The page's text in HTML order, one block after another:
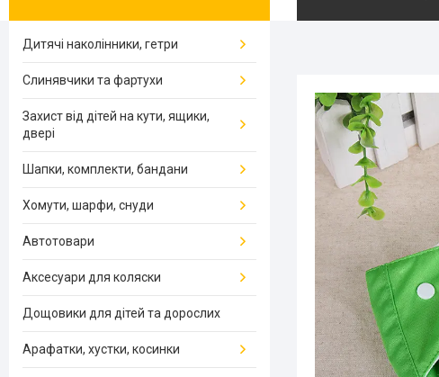
Дитячі наколінники, гетри
Слинявчики та фартухи
Захист від дітей на кути, ящики,
двері
Шапки, комплекти, бандани
Хомути, шарфи, снуди
Автотовари
Аксесуари для коляски
Дощовики для дітей та дорослих
Арафатки, хустки, косинки